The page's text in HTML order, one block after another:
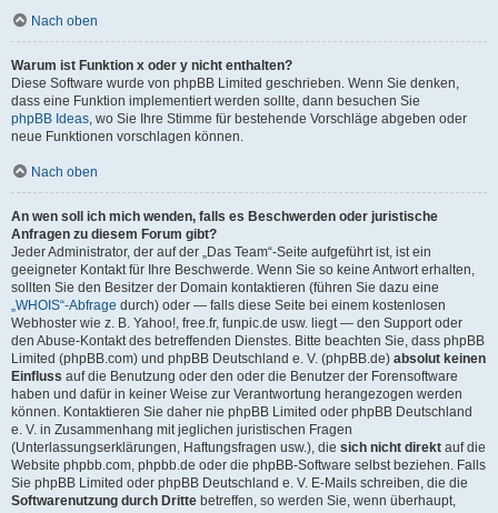
Nach oben
Warum ist Funktion x oder y nicht enthalten?
Diese Software wurde von phpBB Limited geschrieben. Wenn Sie denken,
dass eine Funktion implementiert werden sollte, dann besuchen Sie
phpBB Ideas, wo Sie Ihre Stimme für bestehende Vorschläge abgeben oder
neue Funktionen vorschlagen können.
Nach oben
An wen soll ich mich wenden, falls es Beschwerden oder juristische
Anfragen zu diesem Forum gibt?
Jeder Administrator, der auf der „Das Team“-Seite aufgeführt ist, ist ein
geeigneter Kontakt für Ihre Beschwerde. Wenn Sie so keine Antwort erhalten,
sollten Sie den Besitzer der Domain kontaktieren (führen Sie dazu eine
„WHOIS“-Abfrage durch) oder — falls diese Seite bei einem kostenlosen
Webhoster wie z. B. Yahoo!, free.fr, funpic.de usw. liegt — den Support oder
den Abuse-Kontakt des betreffenden Dienstes. Bitte beachten Sie, dass phpBB
Limited (phpBB.com) und phpBB Deutschland e. V. (phpBB.de) absolut keinen
Einfluss auf die Benutzung oder den oder die Benutzer der Forensoftware
haben und dafür in keiner Weise zur Verantwortung herangezogen werden
können. Kontaktieren Sie daher nie phpBB Limited oder phpBB Deutschland
e. V. in Zusammenhang mit jeglichen juristischen Fragen
(Unterlassungserklärungen, Haftungsfragen usw.), die sich nicht direkt auf die
Website phpbb.com, phpbb.de oder die phpBB-Software selbst beziehen. Falls
Sie phpBB Limited oder phpBB Deutschland e. V. E-Mails schreiben, die die
Softwarenutzung durch Dritte betreffen, so werden Sie, wenn überhaupt,